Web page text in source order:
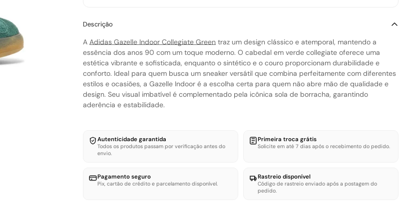
Descrição
A Adidas Gazelle Indoor Collegiate Green traz um design clássico e atemporal, mantendo a
essência dos anos 90 com um toque moderno. O cabedal em verde collegiate oferece uma
estética vibrante e sofisticada, enquanto o sintético e o couro proporcionam durabilidade e
conforto. Ideal para quem busca um sneaker versátil que combina perfeitamente com diferentes
estilos e ocasiões, a Gazelle Indoor é a escolha certa para quem não abre mão de qualidade e
design. Seu visual imbatível é complementado pela icônica sola de borracha, garantindo
aderência e estabilidade.
Autenticidade garantida
Todos os produtos passam por verificação antes do
envio.
Primeira troca grátis
Solicite em até 7 dias após o recebimento do pedido.
Pagamento seguro
Pix, cartão de crédito e parcelamento disponível.
Rastreio disponível
Código de rastreio enviado após a postagem do
pedido.